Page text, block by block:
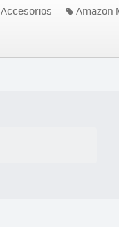
Accesorios Amazon